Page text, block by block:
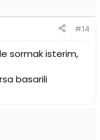
#14
sormak isterim,
basarili